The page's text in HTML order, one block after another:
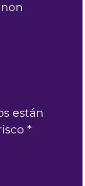
están
*